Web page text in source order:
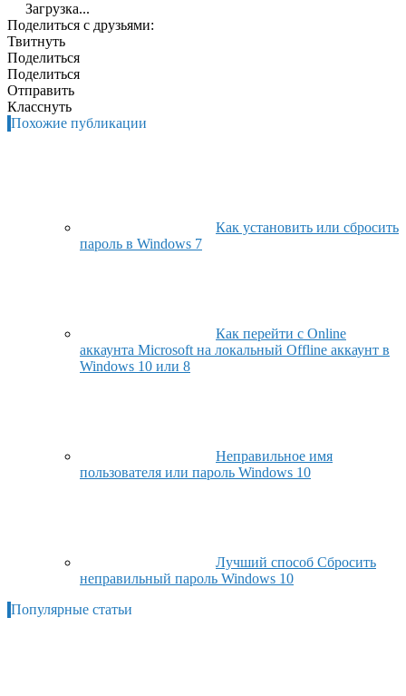
Загрузка...
Поделиться с друзьями:
Твитнуть
Поделиться
Поделиться
Отправить
Класснуть
Похожие публикации
Как установить или сбросить
пароль в Windows 7
Как перейти с Online
аккаунта Microsoft на локальный Offline аккаунт в
Windows 10 или 8
Неправильное имя
пользователя или пароль Windows 10
Лучший способ Сбросить
неправильный пароль Windows 10
Популярные статьи